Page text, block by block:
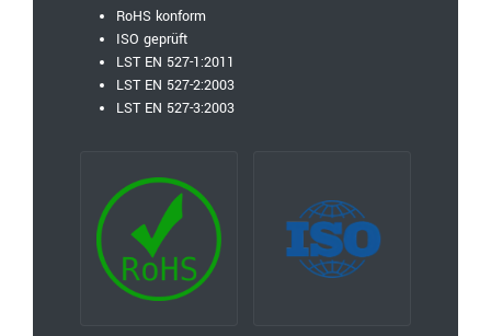
RoHS konform
ISO geprüft
LST EN 527-1:2011
LST EN 527-2:2003
LST EN 527-3:2003